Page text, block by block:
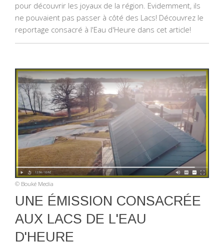
pour découvrir les joyaux de la région. Evidemment, ils
ne pouvaient pas passer à côté des Lacs! Découvrez le
reportage consacré à l'Eau d'Heure dans cet article!
© Bouké Media
UNE ÉMISSION CONSACRÉE
AUX LACS DE L'EAU
D'HEURE